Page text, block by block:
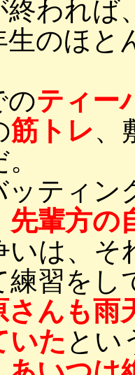
終われ
生のほと
のティー
筋トレ、
ッティ
先輩方の
いは、
練習をし
さんも雨
いた とい